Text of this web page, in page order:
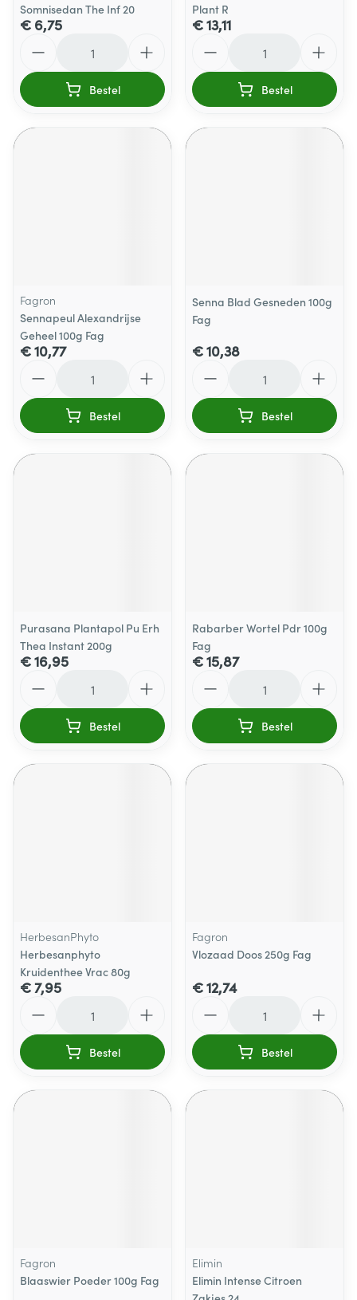
Somnisedan The Inf 20
€ 6,75
Bestel
Plant R
€ 13,11
Bestel
Fagron
Sennapeul Alexandrijse
Geheel 100g Fag
€ 10,77
Bestel
Senna Blad Gesneden 100g
Fag
€ 10,38
Bestel
Purasana Plantapol Pu Erh
Thea Instant 200g
€ 16,95
Bestel
Rabarber Wortel Pdr 100g
Fag
€ 15,87
Bestel
HerbesanPhyto
Herbesanphyto
Kruidenthee Vrac 80g
€ 7,95
Bestel
Fagron
Vlozaad Doos 250g Fag
€ 12,74
Bestel
Fagron
Blaaswier Poeder 100g Fag
Elimin
Elimin Intense Citroen